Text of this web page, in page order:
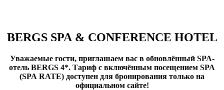
BERGS SPA & CONFERENCE HOTEL
Уважаемые гости, приглашаем вас в обновлённый SPA-
отель BERGS 4*. Тариф с включённым посещением SPA
(SPA RATE) доступен для бронирования только на
официальном сайте!